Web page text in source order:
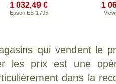
1 032,49 €
Epson EB-1795
1
qui vendent le
les prix est une
dans la